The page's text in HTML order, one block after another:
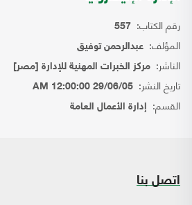
رقم الكتاب: 557
المؤلف: عبدالرحمن توفيق
الناشر: مركز الخبرات المهنية للإدارة [مصر]
تاريخ النشر: 29/06/05 12:00:00 AM
القسم: إدارة الأعمال العامة
اتصل بنا